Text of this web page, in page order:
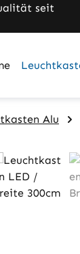
seit
Alu